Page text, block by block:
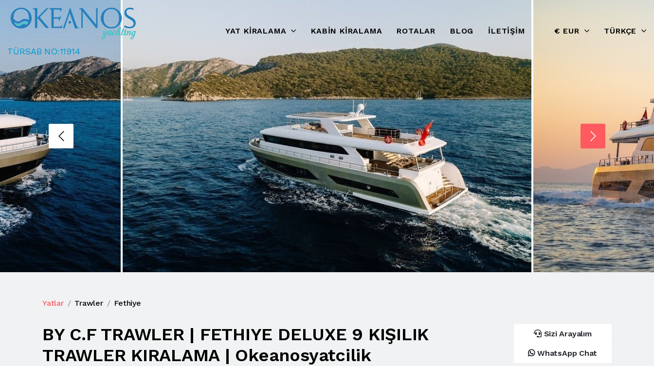
TÜRSAB NO:11914
YAT KIRALAMA KABIN KIRALAMA ROTALAR BLOG İLETIŞIM € EUR TÜRKÇE
Yatlar Trawler Fethiye
BY C.F TRAWLER | FETHIYE DELUXE 9 KIŞILIK
TRAWLER KIRALAMA | Okeanosyatcilik
Sizi Arayalım
WhatsApp Chat